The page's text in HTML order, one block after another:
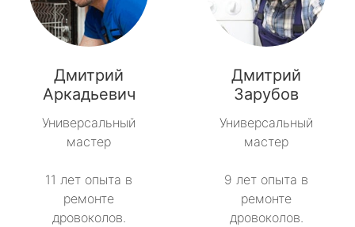
Дмитрий
Аркадьевич
Универсальный
мастер
11 лет опыта в
ремонте
дровоколов.
Дмитрий
Зарубов
Универсальный
мастер
9 лет опыта в
ремонте
дровоколов.